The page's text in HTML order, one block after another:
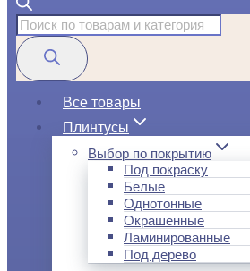
Поиск
товаров
Все товары
Плинтусы
Выбор по покрытию
Под покраску
Белые
Однотонные
Окрашенные
Ламинированные
Под дерево